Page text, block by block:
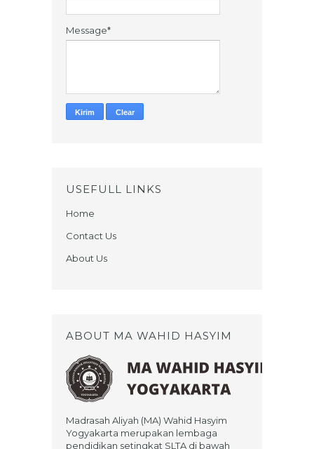
Message*
USEFULL LINKS
Home
Contact Us
About Us
ABOUT MA WAHID HASYIM
Madrasah Aliyah (MA) Wahid Hasyim
Yogyakarta merupakan lembaga
pendidikan setingkat SLTA di bawah